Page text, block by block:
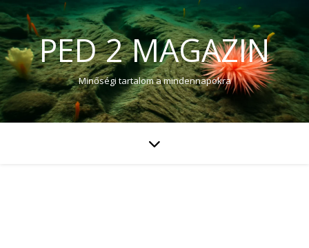
PED 2 MAGAZIN
Minőségi tartalom a mindennapokra